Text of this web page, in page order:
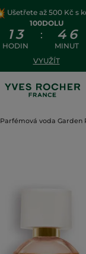
Ušetřete až 500 Kč s
100DOLU
13
HODIN
: 4 6
MINUT
VYUŽÍT
Parfémová voda Garden